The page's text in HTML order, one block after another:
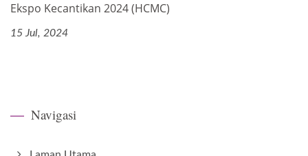
Ekspo Kecantikan 2024 (HCMC)
15 Jul, 2024
Navigasi